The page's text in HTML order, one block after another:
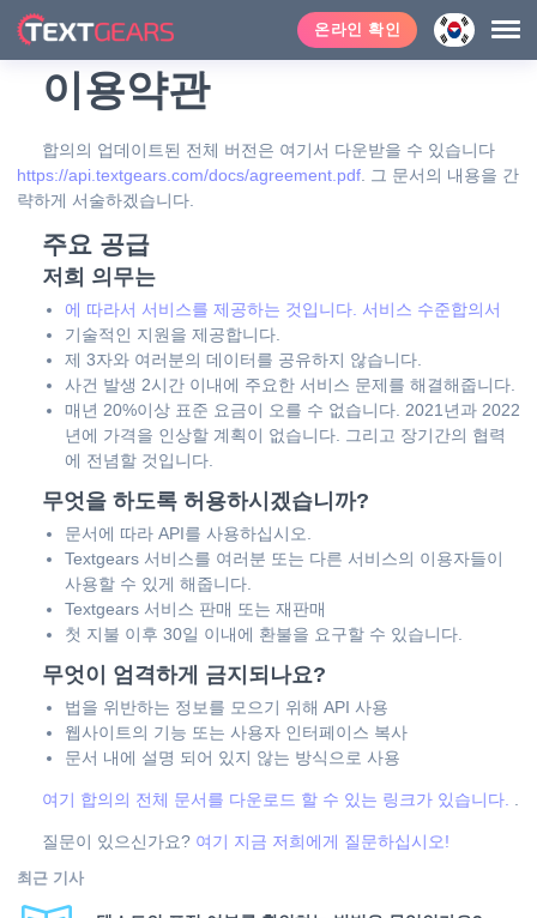
온라인 확인
이용약관
합의의 업데이트된 전체 버전은 여기서 다운받을 수 있습니다
https://api.textgears.com/docs/agreement.pdf . 그 문서의 내용을 간
략하게 서술하겠습니다.
주요 공급
저희 의무는
에 따라서 서비스를 제공하는 것입니다. 서비스 수준합의서
기술적인 지원을 제공합니다.
제 3자와 여러분의 데이터를 공유하지 않습니다.
사건 발생 2시간 이내에 주요한 서비스 문제를 해결해줍니다.
매년 20%이상 표준 요금이 오를 수 없습니다. 2021년과 2022
년에 가격을 인상할 계획이 없습니다. 그리고 장기간의 협력
에 전념할 것입니다.
무엇을 하도록 허용하시겠습니까?
문서에 따라 API를 사용하십시오.
Textgears 서비스를 여러분 또는 다른 서비스의 이용자들이
사용할 수 있게 해줍니다.
Textgears 서비스 판매 또는 재판매
첫 지불 이후 30일 이내에 환불을 요구할 수 있습니다.
무엇이 엄격하게 금지되나요?
법을 위반하는 정보를 모으기 위해 API 사용
웹사이트의 기능 또는 사용자 인터페이스 복사
문서 내에 설명 되어 있지 않는 방식으로 사용
여기 합의의 전체 문서를 다운로드 할 수 있는 링크가 있습니다.
질문이 있으신가요? 여기 지금 저희에게 질문하십시오!
최근 기사